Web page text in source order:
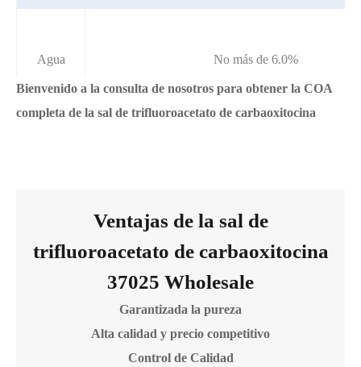
Agua No más de 6.0%
Bienvenido a la consulta de nosotros para obtener la COA
completa de la sal de trifluoroacetato de carbaoxitocina
Ventajas de la sal de
trifluoroacetato de carbaoxitocina
37025 Wholesale
Garantizada la pureza
Alta calidad y precio competitivo
Control de Calidad